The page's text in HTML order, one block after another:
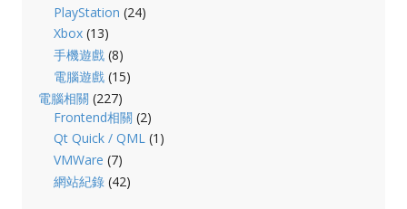
PlayStation (24)
Xbox (13)
手機遊戲 (8)
電腦遊戲 (15)
電腦相關 (227)
Frontend相關 (2)
Qt Quick / QML (1)
VMWare (7)
網站紀錄 (42)